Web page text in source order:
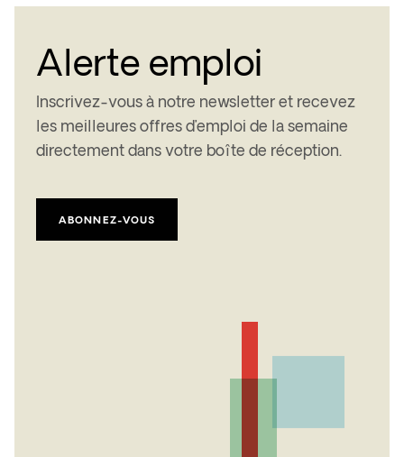
Alerte emploi
Inscrivez-vous à notre newsletter et recevez
les meilleures offres d’emploi de la semaine
directement dans votre boîte de réception.
ABONNEZ-VOUS